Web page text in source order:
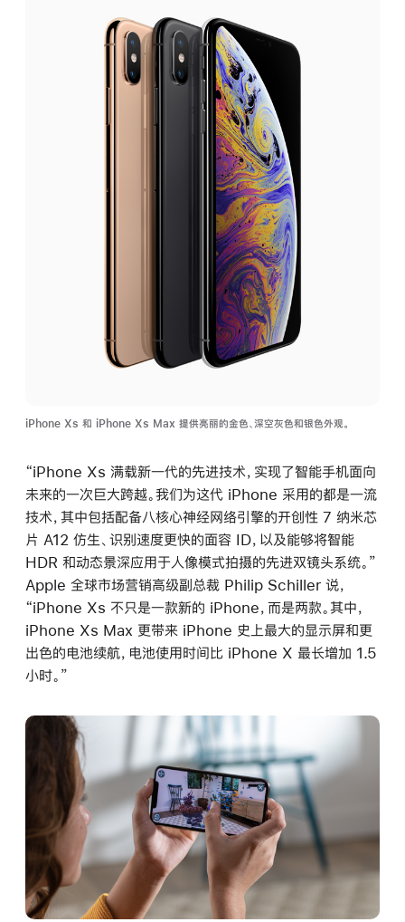
iPhone Xs 和 iPhone Xs Max 提供亮丽的金色、深空灰色和银色外观。
“iPhone Xs 满载新一代的先进技术，实现了智能手机面向
未来的一次巨大跨越。我们为这代 iPhone 采用的都是一流
技术，其中包括配备八核心神经网络引擎的开创性 7 纳米芯
片 A12 仿生、识别速度更快的面容 ID，以及能够将智能
HDR 和动态景深应用于人像模式拍摄的先进双镜头系统。”
Apple 全球市场营销高级副总裁 Philip Schiller 说，
“iPhone Xs 不只是一款新的 iPhone，而是两款。其中，
iPhone Xs Max 更带来 iPhone 史上最大的显示屏和更
出色的电池续航，电池使用时间比 iPhone X 最长增加 1.5
小时。”